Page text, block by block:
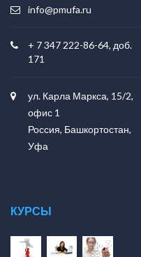
info@pmufa.ru
+ 7 347 222-86-64, доб.
171
ул. Карла Маркса, 15/2,
офис 1
Россия, Башкортостан,
Уфа
КУРСЫ